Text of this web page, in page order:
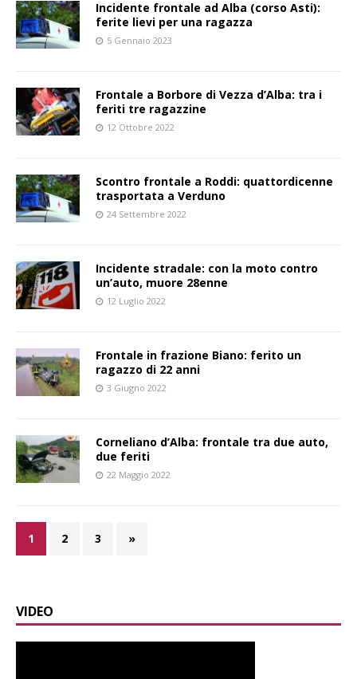
Incidente frontale ad Alba (corso Asti):
ferite lievi per una ragazza
5 Gennaio 2023
Frontale a Borbore di Vezza d’Alba: tra i
feriti tre ragazzine
12 Ottobre 2022
Scontro frontale a Roddi: quattordicenne
trasportata a Verduno
24 Settembre 2022
Incidente stradale: con la moto contro
un’auto, muore 28enne
12 Luglio 2022
Frontale in frazione Biano: ferito un
ragazzo di 22 anni
3 Giugno 2022
Corneliano d’Alba: frontale tra due auto,
due feriti
22 Maggio 2022
1 2 3 »
VIDEO